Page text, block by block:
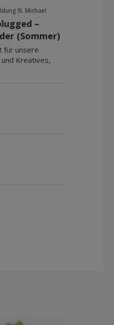
St. Michael
–
(Sommer)
für unsere
Kreatives,